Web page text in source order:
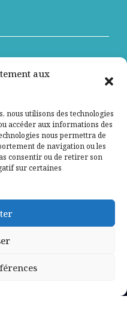
aux
nous utilisons des technologies
accéder aux informations des
nous permettra de
de navigation ou les
consentir ou de retirer son
sur certaines